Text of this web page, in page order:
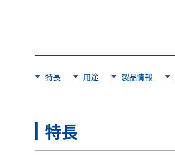
特長 用途 製品情報
特長